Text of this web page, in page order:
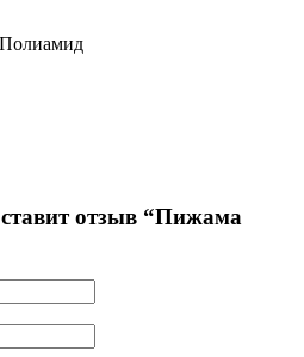
отзыв “Пижама